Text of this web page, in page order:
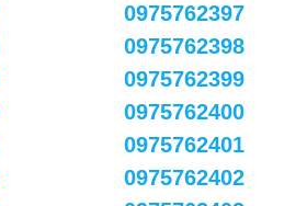
0975762397
0975762398
0975762399
0975762400
0975762401
0975762402